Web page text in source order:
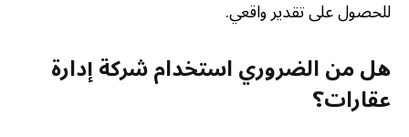
للحصول على تقدير واقعي.
هل من الضروري استخدام شركة إدارة
عقارات؟